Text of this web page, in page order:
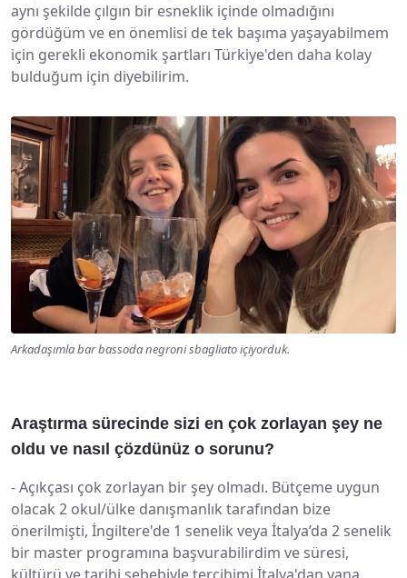
aynı şekilde çılgın bir esneklik içinde olmadığını
gördüğüm ve en önemlisi de tek başıma yaşayabilmem
için gerekli ekonomik şartları Türkiye'den daha kolay
bulduğum için diyebilirim.
Arkadaşımla bar bassoda negroni sbagliato içiyorduk.
Araştırma sürecinde sizi en çok zorlayan şey ne
oldu ve nasıl çözdünüz o sorunu?
-Açıkçası çok zorlayan bir şey olmadı. Bütçeme uygun
olacak 2 okul/ülke danışmanlık tarafından bize
önerilmişti, İngiltere'de 1 senelik veya İtalya’da 2 senelik
bir master programına başvurabilirdim ve süresi,
kültürü ve tarihi sebebiyle tercihimi İtalya'dan yana